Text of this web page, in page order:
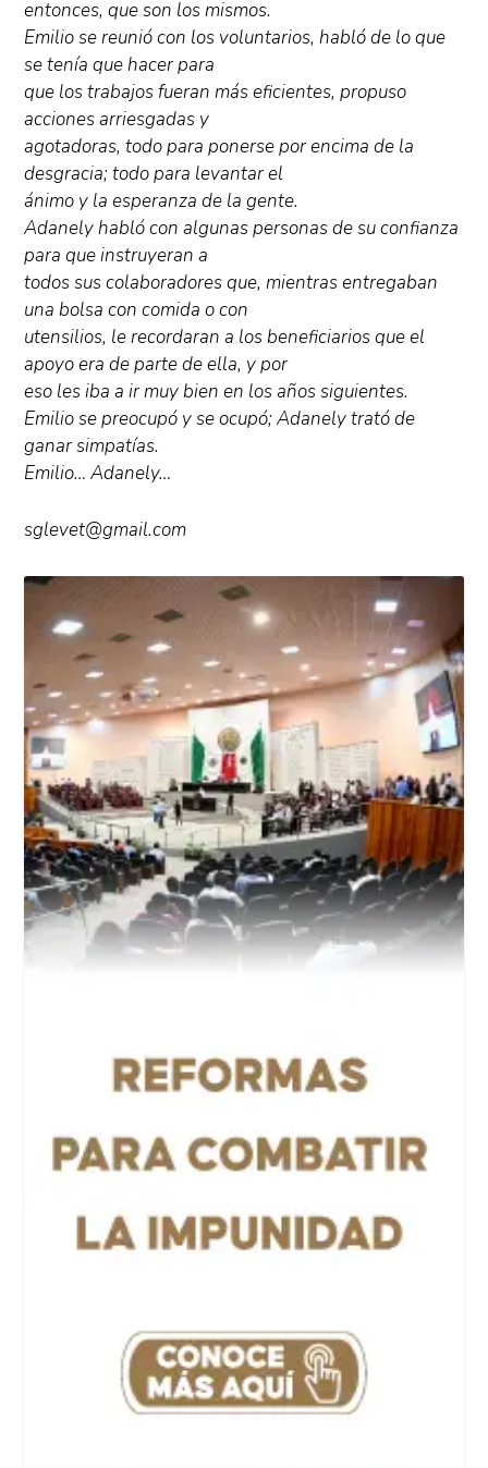
entonces, que son los mismos.
Emilio se reunió con los voluntarios, habló de lo que
se tenía que hacer para
que los trabajos fueran más eficientes, propuso
acciones arriesgadas y
agotadoras, todo para ponerse por encima de la
desgracia; todo para levantar el
ánimo y la esperanza de la gente.
Adanely habló con algunas personas de su confianza
para que instruyeran a
todos sus colaboradores que, mientras entregaban
una bolsa con comida o con
utensilios, le recordaran a los beneficiarios que el
apoyo era de parte de ella, y por
eso les iba a ir muy bien en los años siguientes.
Emilio se preocupó y se ocupó; Adanely trató de
ganar simpatías.
Emilio… Adanely…
sglevet@gmail.com